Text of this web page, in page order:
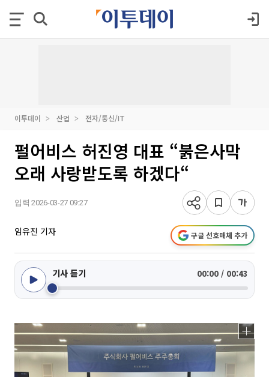
이투데이 산업 전자/통신/IT
펄어비스 허진영 대표 “붉은사막
오래 사랑받도록 하겠다“
입력 2026-03-27 09:27
임유진 기자 구글 선호매체 추가
기사 듣기 00:00 / 00:43